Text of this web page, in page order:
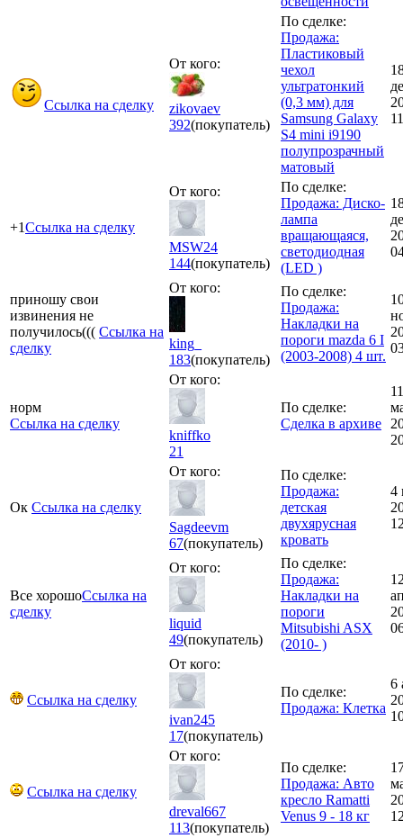
Ссылка на сделку
От кого:
zikovaev
392(покупатель)
По сделке:
Продажа:
Пластиковый
чехол
ультратонкий
(0,3 мм) для
Samsung Galaxy
S4 mini i9190
полупрозрачный
матовый
+1Ссылка на сделку
От кого:
MSW24
144(покупатель)
По сделке:
Продажа: Диско-
лампа
вращающаяся,
светодиодная
(LED )
приношу свои
извинения не
получилось((( Ссылка на
сделку
От кого:
king_
183(покупатель)
По сделке:
Продажа:
Накладки на
пороги mazda 6 I
(2003-2008) 4 шт.
норм
Ссылка на сделку
От кого:
kniffko
21
По сделке:
Сделка в архиве
11
Ок Ссылка на сделку
От кого:
Sagdeevm
67(покупатель)
По сделке:
Продажа:
детская
двухярусная
кровать
4
Все хорошоСсылка на
сделку
От кого:
liquid
49(покупатель)
По сделке:
Продажа:
Накладки на
пороги
Mitsubishi ASX
(2010- )
Ссылка на сделку
От кого:
ivan245
17(покупатель)
По сделке:
Продажа: Клетка
6
Ссылка на сделку
От кого:
dreval667
113(покупатель)
По сделке:
Продажа: Авто
кресло Ramatti
Venus 9 - 18 кг